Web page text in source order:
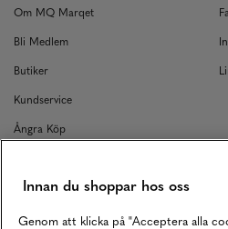
Om MQ Marqet
Bli Medlem
Butiker
Kundservice
Ångra Köp
Returer
Köpvillkor
Innan du shoppar hos oss
Genom att klicka på "Acceptera alla